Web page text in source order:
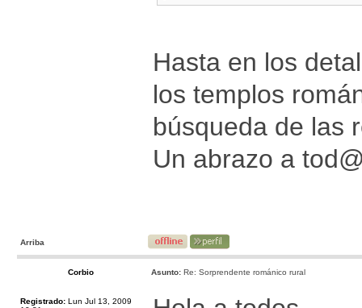
Hasta en los
los templos
búsqueda de las
Un abrazo a
Arriba
Corbio Asunto: Re: Sorprendente románico rural
Registrado: Lun Jul 13, 2009